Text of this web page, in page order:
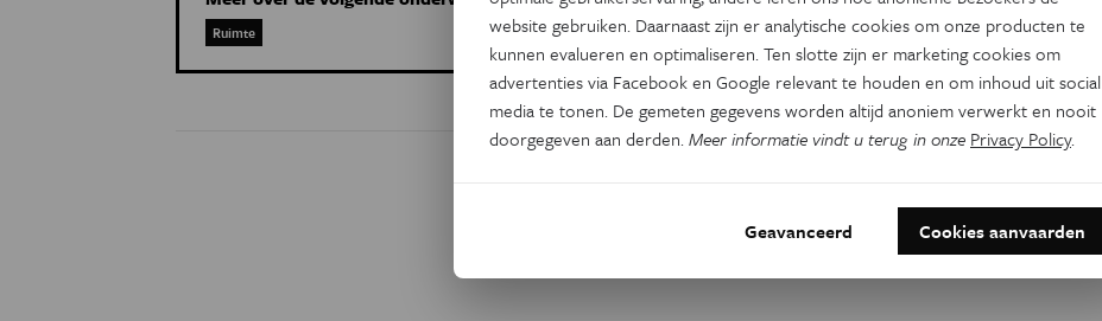
Ruimte
Twitter Linkedin
website gebruiken. Daarnaast zijn er analytische cookies om onze producten te
kunnen evalueren en optimaliseren. Ten slotte zijn er marketing cookies om
advertenties via Facebook en Google relevant te houden en om inhoud uit social
media te tonen. De gemeten gegevens worden altijd anoniem verwerkt en nooit
doorgegeven aan derden.Meer informatie vindt u terug in onze Privacy Policy.
Geavanceerd Cookies aanvaarden